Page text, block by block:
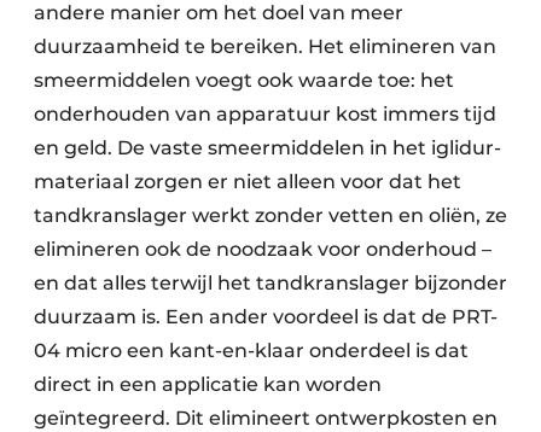
andere manier om het doel van meer
duurzaamheid te bereiken. Het elimineren van
smeermiddelen voegt ook waarde toe: het
onderhouden van apparatuur kost immers tijd
en geld. De vaste smeermiddelen in het iglidur-
materiaal zorgen er niet alleen voor dat het
tandkranslager werkt zonder vetten en oliën, ze
elimineren ook de noodzaak voor onderhoud –
en dat alles terwijl het tandkranslager bijzonder
duurzaam is. Een ander voordeel is dat de PRT-
04 micro een kant-en-klaar onderdeel is dat
direct in een applicatie kan worden
geïntegreerd. Dit elimineert ontwerpkosten en